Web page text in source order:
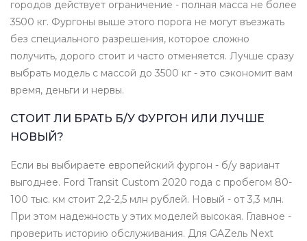
городов действует ограничение - полная масса не более
3500 кг. Фургоны выше этого порога не могут въезжать
без специального разрешения, которое сложно
получить, дорого стоит и часто отменяется. Лучше сразу
выбрать модель с массой до 3500 кг - это сэкономит вам
время, деньги и нервы.
СТОИТ ЛИ БРАТЬ Б/У ФУРГОН ИЛИ ЛУЧШЕ
НОВЫЙ?
Если вы выбираете европейский фургон - б/у вариант
выгоднее. Ford Transit Custom 2020 года с пробегом 80-
100 тыс. км стоит 2,2-2,5 млн рублей. Новый - от 3,3 млн.
При этом надежность у этих моделей высокая. Главное -
проверить историю обслуживания. Для GAZель Next